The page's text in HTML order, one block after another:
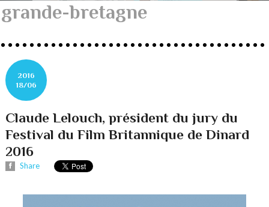
grande-bretagne
2016
18/06
Claude Lelouch, président du jury du
Festival du Film Britannique de Dinard
2016
Share